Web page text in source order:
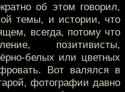
об этом говорил,
темы, и истории, что
всегда, потому что
позитивисты,
белых или цветных
Вот валялся в
фотографии давно